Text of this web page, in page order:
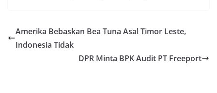
Amerika Bebaskan Bea Tuna Asal Timor Leste,
Indonesia Tidak
DPR Minta BPK Audit PT Freeport